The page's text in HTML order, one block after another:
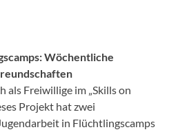
Wöchentliche
als Freiwillige im „Skills on
Projekt hat zwei
in Flüchtlingscamps